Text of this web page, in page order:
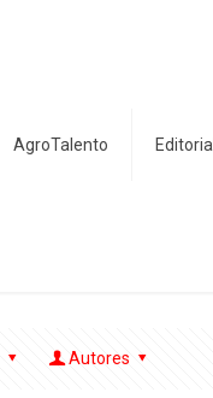
AgroTalento Editorial
Autores